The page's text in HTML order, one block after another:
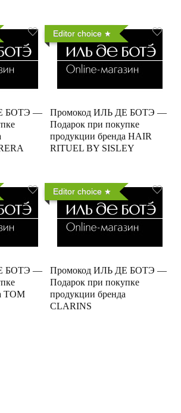
БОТЭ —
Editor choice
Промокод ИЛЬ ДЕ БОТЭ —
Подарок при покупке
продукции бренда HAIR
RITUEL BY SISLEY
БОТЭ —
TOM
Editor choice
Промокод ИЛЬ ДЕ БОТЭ —
Подарок при покупке
продукции бренда
CLARINS